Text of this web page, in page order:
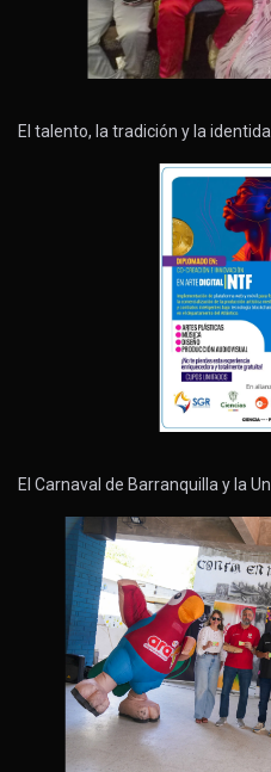
El talento, la tradición y la
El Carnaval de Barranquilla y la